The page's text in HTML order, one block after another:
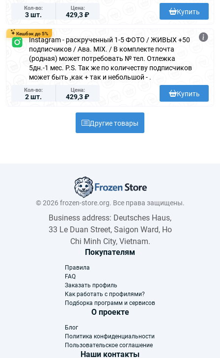
Кол-во
3 шт.
Цена
429,3 ₽ Купить
Кешбэк до 5%
Instagram - раскрученный 1-5 ФОТО / ЖИВЫХ +50
подписчиков / Ава. MIX. / В комплекте почта
(родная) может потребовать № тел. Отлежка
5дн.-1 мес. P.S. Так же по количеству подписчиков
может быть ,как + так и небольшой - .
Кол-во
2 шт.
Цена
429,3 ₽ Купить
Другие товары
© 2026 frozen-store.org. Все права защищены.
Business address: Deutsches Haus,
33 Le Duan Street, Saigon Ward, Ho
Chi Minh City, Vietnam.
Покупателям
Правила
FAQ
Заказать профиль
Как работать с профилями?
Подборка программ и сервисов
О проекте
Блог
Политика конфиденциальности
Пользовательское соглашение
Наши контакты